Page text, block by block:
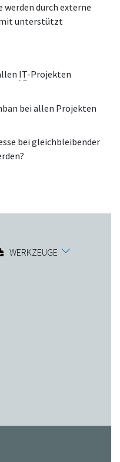
werden durch externe
unterstützt
IT-Projekten
bei allen Projekten
bei gleichbleibender
WERKZEUGE